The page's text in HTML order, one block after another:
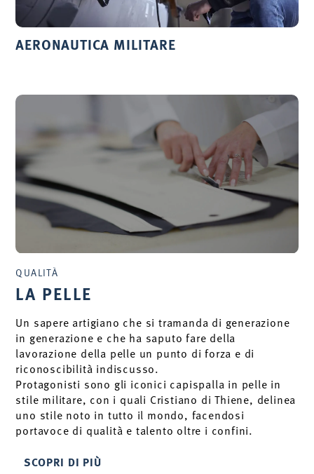
AERONAUTICA MILITARE
QUALITÀ
LA PELLE
Un sapere artigiano che si tramanda di generazione
in generazione e che ha saputo fare della
lavorazione della pelle un punto di forza e di
riconoscibilità indiscusso.
Protagonisti sono gli iconici capispalla in pelle in
stile militare, con i quali Cristiano di Thiene, delinea
uno stile noto in tutto il mondo, facendosi
portavoce di qualità e talento oltre i confini.
SCOPRI DI PIÙ